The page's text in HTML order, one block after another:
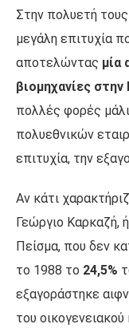
Στην πολυετή τους
μεγάλη επιτυχία
αποτελώντας μία
βιομηχανίες στην
πολλές φορές
πολυεθνικών
επιτυχία, την
Αν κάτι
Γεώργιο Καρκαζή,
Πείσμα, που δεν
το 1988 το 24,5%
εξαγοράστηκε
του